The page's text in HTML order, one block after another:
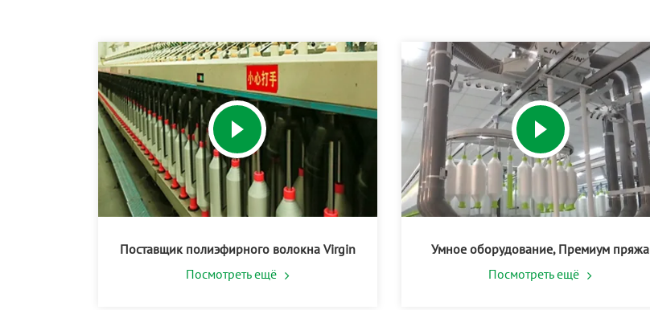
Поставщик полиэфирного волокна Virgin
Посмотреть ещё
Умное оборудование, Премиум пряжа
Посмотреть ещё